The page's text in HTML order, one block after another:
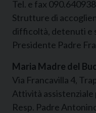
Tel. e fax
Strutture di
difficoltà, detenuti e
Presidente Padre
Maria Madre del
Via Francavilla 4,
Attività assistenziale
Resp. Padre